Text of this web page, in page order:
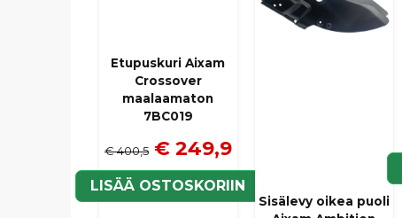
Etupuskuri Aixam
Crossover
maalaamaton
7BC019
€ 400,5 € 249,9
LISÄÄ OSTOSKORIIN
Sisälevy oikea puoli